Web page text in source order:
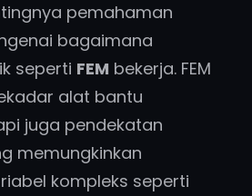
pemahaman
bagaimana
seperti FEM bekerja. FEM
alat bantu
juga pendekatan
memungkinkan
kompleks seperti